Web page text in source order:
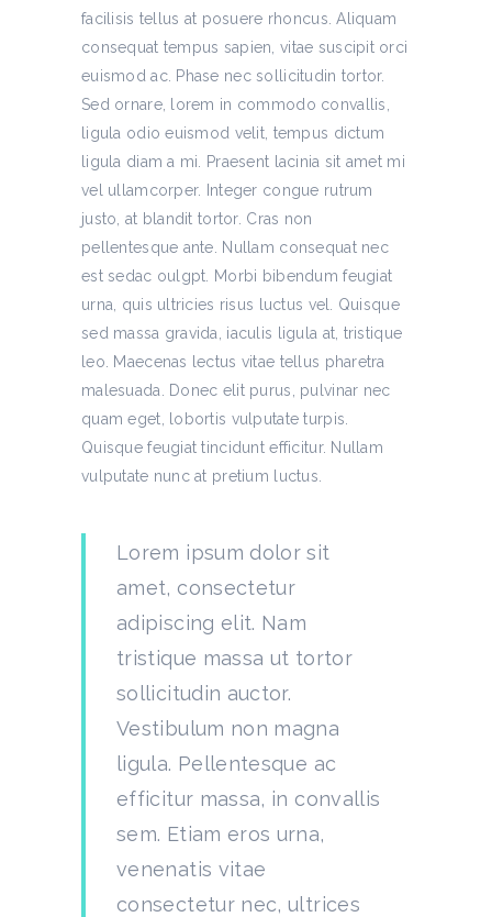
facilisis tellus at posuere rhoncus. Aliquam
consequat tempus sapien, vitae suscipit orci
euismod ac. Phase nec sollicitudin tortor.
Sed ornare, lorem in commodo convallis,
ligula odio euismod velit, tempus dictum
ligula diam a mi. Praesent lacinia sit amet mi
vel ullamcorper. Integer congue rutrum
justo, at blandit tortor. Cras non
pellentesque ante. Nullam consequat nec
est sedac oulgpt. Morbi bibendum feugiat
urna, quis ultricies risus luctus vel. Quisque
sed massa gravida, iaculis ligula at, tristique
leo. Maecenas lectus vitae tellus pharetra
malesuada. Donec elit purus, pulvinar nec
quam eget, lobortis vulputate turpis.
Quisque feugiat tincidunt efficitur. Nullam
vulputate nunc at pretium luctus.
Lorem ipsum dolor sit
amet, consectetur
adipiscing elit. Nam
tristique massa ut tortor
sollicitudin auctor.
Vestibulum non magna
ligula. Pellentesque ac
efficitur massa, in convallis
sem. Etiam eros urna,
venenatis vitae
consectetur nec, ultrices